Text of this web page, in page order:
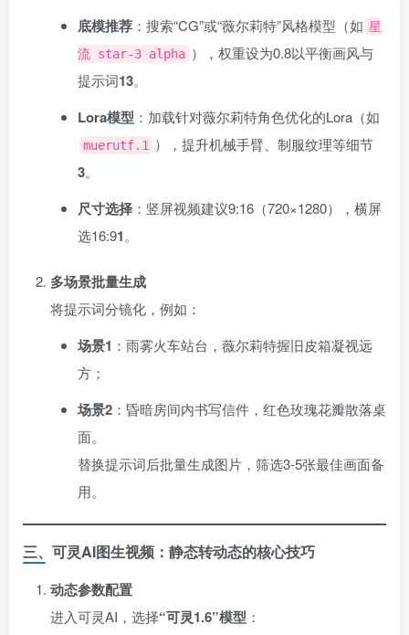
底模推荐 ：搜索“CG”或“薇尔莉特”风格模型（如 星
流 star-3 alpha ），权重设为0.8以平衡画风与
提示词13。
Lora模型 ：加载针对薇尔莉特角色优化的Lora（如
muerutf.1 ），提升机械手臂、制服纹理等细节
3。
尺寸选择 ：竖屏视频建议9:16（720×1280），横屏
选16:91。
多场景批量生成
将提示词分镜化，例如：
场景1 ：雨雾火车站台，薇尔莉特握旧皮箱凝视远
方；
场景2 ：昏暗房间内书写信件，红色玫瑰花瓣散落桌
面。
替换提示词后批量生成图片，筛选3-5张最佳画面备
用。
三、可灵AI图生视频：静态转动态的核心技巧
动态参数配置
进入可灵AI，选择​“可灵1.6”模型 ：